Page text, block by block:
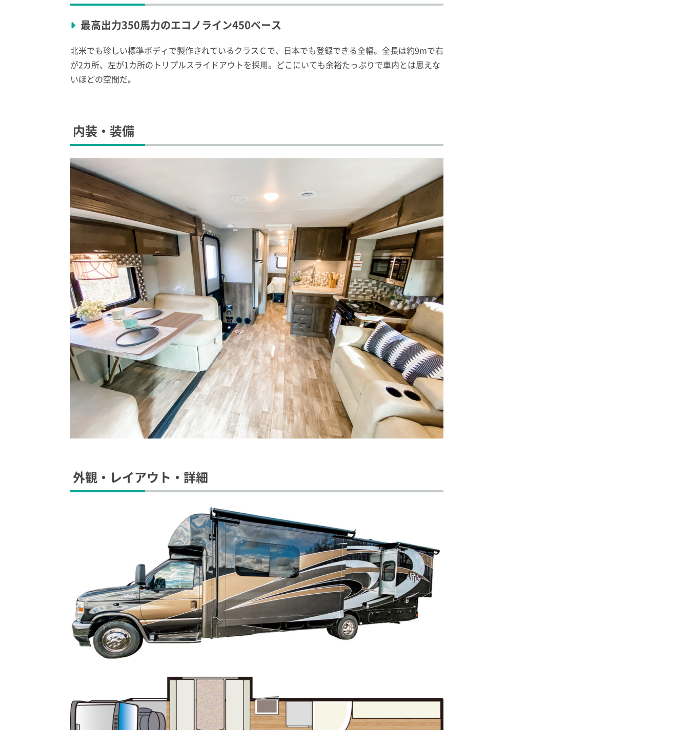
最高出力350馬力のエコノライン450ベース
北米でも珍しい標準ボディで製作されているクラスＣで、日本でも登録できる全幅。全長は約9mで右
が2カ所、左が1カ所のトリプルスライドアウトを採用。どこにいても余裕たっぷりで車内とは思えな
いほどの空間だ。
内装・装備
外観・レイアウト・詳細